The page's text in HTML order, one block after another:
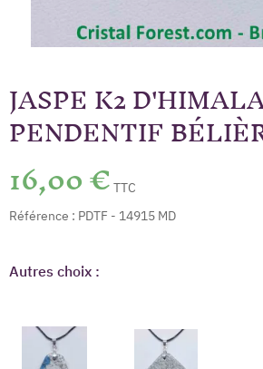
JASPE K2
PENDENTIF
16,00 € TTC
Référence : PDTF - 14915 MD
Autres choix :